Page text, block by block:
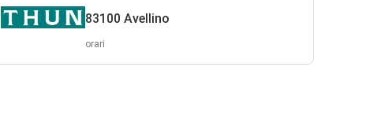
83100 Avellino
orari